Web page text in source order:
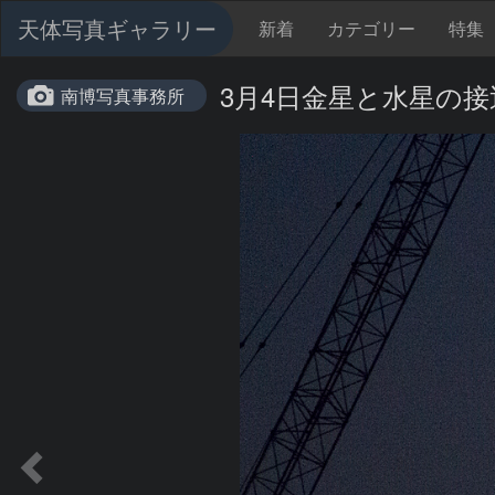
天体写真ギャラリー 新着 カテゴリー 特集
南博写真事務所 3月4日金星と水星の